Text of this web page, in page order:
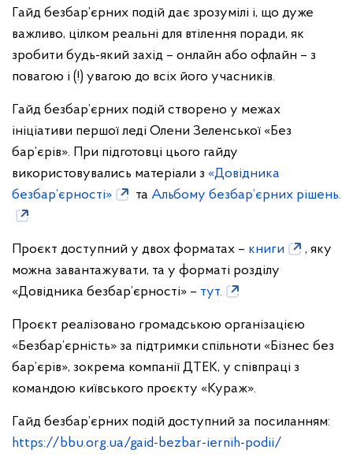
Гайд безбар’єрних подій дає зрозумілі і, що дуже
важливо, цілком реальні для втілення поради, як
зробити будь-який захід – онлайн або офлайн – з
повагою і (!) увагою до всіх його учасників.
Гайд безбар’єрних подій створено у межах
ініціативи першої леді Олени Зеленської «Без
бар’єрів». При підготовці цього гайду
використовувались матеріали з «Довідника
безбар’єрності»
та Альбому безбар’єрних рішень.
Проєкт доступний у двох форматах – книги
, яку
можна завантажувати, та у форматі розділу
«Довідника безбар’єрності» – тут.
Проєкт реалізовано громадською організацією
«Безбар’єрність» за підтримки спільноти «Бізнес без
бар’єрів», зокрема компанії ДТЕК, у співпраці з
командою київського проєкту «Кураж».
Гайд безбар’єрних подій доступний за посиланням:
https://bbu.org.ua/gaid-bezbar-iernih-podii/